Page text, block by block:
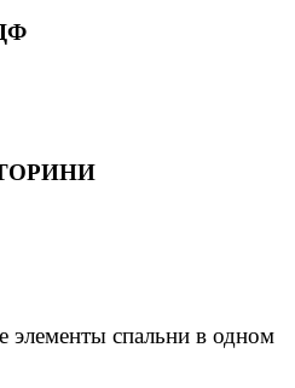
спальни в одном